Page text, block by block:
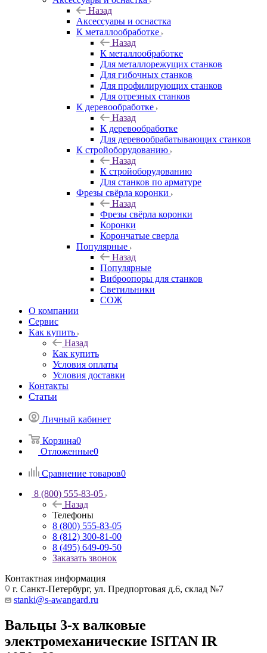
Назад
Аксeccyapы и оснастка
К металлообработке
Назад
К металлообработке
Для металлорежущих станков
Для гибочных станков
Для профилирующих станков
Для отрезных станков
К деревообработке
Назад
К деревообработке
Для деревообрабатывающих станков
К стройоборудованию
Назад
К стройоборудованию
Для станков по арматуре
Фрезы свёрла коронки
Назад
Фрезы свёрла коронки
Коронки
Корончатые сверла
Популярные
Назад
Популярные
Виброопоры для станков
Светильники
СОЖ
О компании
Сервис
Как купить
Назад
Как купить
Условия оплаты
Условия доставки
Контакты
Статьи
Личный кабинет
Корзина0
Отложенные0
Сравнение товаров0
8 (800) 555-83-05
Назад
Телефоны
8 (800) 555-83-05
8 (812) 300-81-00
8 (495) 649-09-50
Заказать звонок
Контактная информация
г. Санкт-Петербург, ул. Предпортовая д.6, склад №7
stanki@s-awangard.ru
Вальцы 3-х валковые
электромеханические ISITAN IR